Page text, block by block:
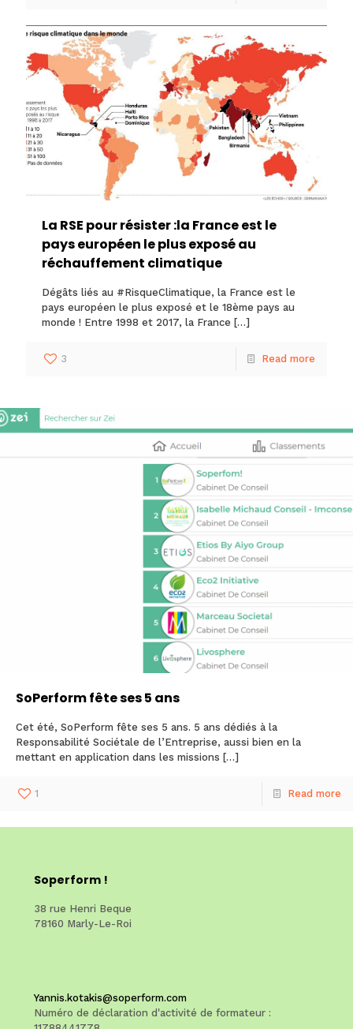
La RSE pour résister :la France est le
pays européen le plus exposé au
réchauffement climatique
Dégâts liés au #RisqueClimatique, la France est le
pays européen le plus exposé et le 18ème pays au
monde ! Entre 1998 et 2017, la France […]
3 Read more
SoPerform fête ses 5 ans
Cet été, SoPerform fête ses 5 ans. 5 ans dédiés à la
Responsabilité Sociétale de l’Entreprise, aussi bien en la
mettant en application dans les missions […]
1 Read more
Soperform !
38 rue Henri Beque
78160 Marly-Le-Roi
Yannis.kotakis@soperform.com
Numéro de déclaration d'activité de formateur :